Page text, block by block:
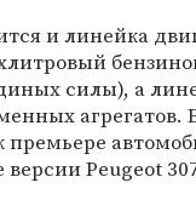
и линейка
силы), а
премьере
версии Peugeot